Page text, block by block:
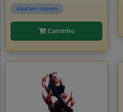
Aqui tem cupom
Carrinho